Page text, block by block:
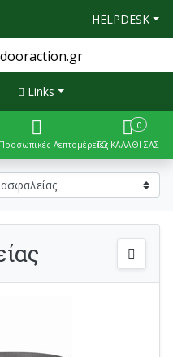
HELPDESK
Links
Προσωπικές Λεπτομέρειες
0
ΤΟ ΚΑΛΑΘΙ ΣΑΣ